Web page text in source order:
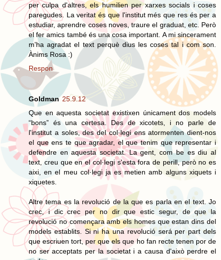
per culpa d'altres, els humilien per xarxes socials i coses
paregudes. La veritat és que l'institut més que res és per a
estudiar, aprendre coses noves, traure el graduat, etc. Però
el fer amics també és una cosa important. A mi sincerament
m'ha agradat el text perquè dius les coses tal i com son.
Ànims Rosa :)
Respon
Goldman 25.9.12
Que en aquesta societat existixen únicament dos models
“bons” és una certesa. Des de xicotets, i no parle de
l'institut a soles, des del col·legi ens atormenten dient-nos
el que ens te que agradar, el que tenim que representar i
defendre en aquesta societat. La gent, com be es diu al
text, creu que en el col·legi s'esta fora de perill, però no es
aixi, en el meu col·legi ja es metien amb alguns xiquets i
xiquetes.
Altre tema es la revolució de la que es parla en el text. Jo
crec, i dic crec per no dir que estic segur, de que la
revolució no començara amb els homes que estan dins del
models establits. Si ni ha una revolució será per part dels
que escriuen tort, per que els que ho fan recte tenen por de
no ser acceptats per la societat i a causa d'això perdre el